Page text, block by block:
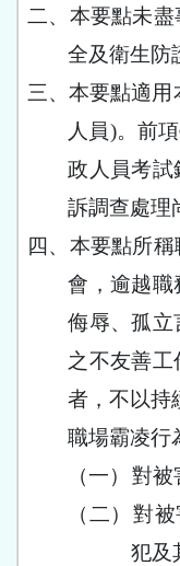
二、 本要點未
全及衛生防
三、本要點適用
人員)。前
政人員考試
訴調查處理
四、 本要點所
會，逾越職
侮辱、孤立
之不友善
者，不以持
職場霸凌行
（一） 對被
（二）
對
犯及